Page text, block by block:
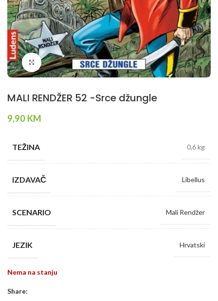
Klikni da povečaš
MALI RENDŽER 52 -Srce džungle
9,90 KM
TEŽINA 0,6 kg
IZDAVAČ Libellus
SCENARIO Mali Rendžer
JEZIK Hrvatski
Nema na stanju
Share: